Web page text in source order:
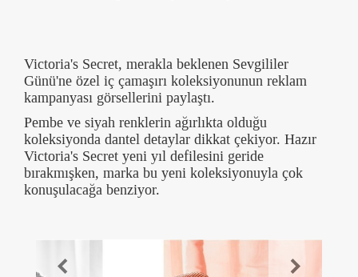
Victoria's Secret, merakla beklenen Sevgililer
Günü'ne özel iç çamaşırı koleksiyonunun reklam
kampanyası görsellerini paylaştı.
Pembe ve siyah renklerin ağırlıkta olduğu
koleksiyonda dantel detaylar dikkat çekiyor. Hazır
Victoria's Secret yeni yıl defilesini geride
bırakmışken, marka bu yeni koleksiyonuyla çok
konuşulacağa benziyor.